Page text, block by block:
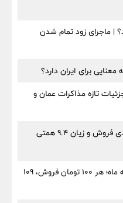
| ماجرای زود تمام شدن
برای ایران دارد؟
تازه مذاکرات عمان و
سایپا زیر تیغ اعداد؛ افت ۲۵ درصدی فروش و زیان ۹.۴ همتی
زیان ۲۲.۵ همتی ایران‌خودرو در سه ماه؛ هر ۱۰۰ تومان فروش، ۱۰۹